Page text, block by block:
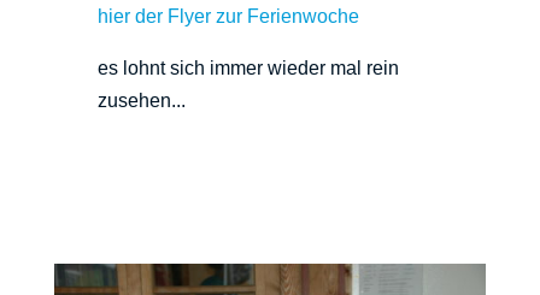
hier der Flyer zur Ferienwoche
es lohnt sich immer wieder mal rein
zusehen...